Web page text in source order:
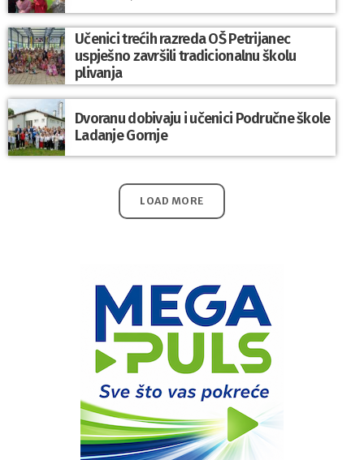
Učenici trećih razreda OŠ Petrijanec
uspješno završili tradicionalnu školu
plivanja
Dvoranu dobivaju i učenici Područne škole
Ladanje Gornje
LOAD MORE